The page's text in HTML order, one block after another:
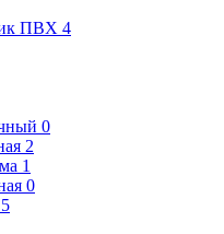
ПВХ 4
0
2
1
0
5